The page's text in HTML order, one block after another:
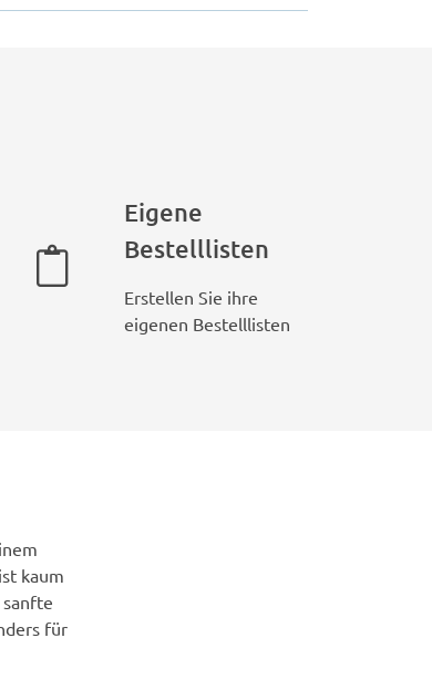
Eigene
Bestelllisten
Erstellen Sie ihre
eigenen Bestelllisten
kaum
für